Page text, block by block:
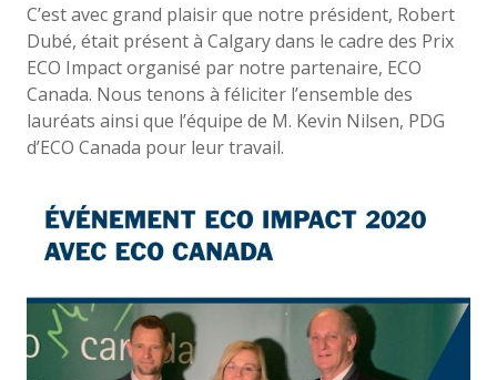
C’est avec grand plaisir que notre président, Robert
Dubé, était présent à Calgary dans le cadre des Prix
ECO Impact organisé par notre partenaire, ECO
Canada. Nous tenons à féliciter l’ensemble des
lauréats ainsi que l’équipe de M. Kevin Nilsen, PDG
d’ECO Canada pour leur travail.